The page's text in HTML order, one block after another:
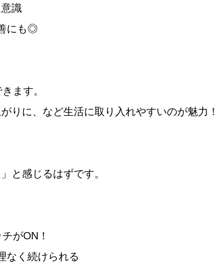
識
にも◎
ます。
りに、など生活に取り入れやすいのが魅力！
と感じるはずです。
がON！
なく続けられる